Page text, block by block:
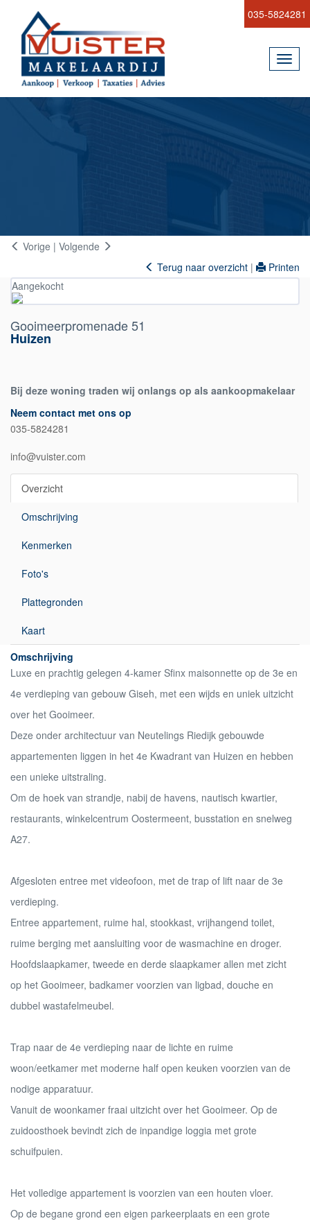
035-5824281
Vorige | Volgende
Terug naar overzicht |
Printen
Aangekocht
Gooimeerpromenade 51
Huizen
Bij deze woning traden wij onlangs op als aankoopmakelaar
Neem contact met ons op
035-5824281
info@vuister.com
Overzicht
Omschrijving
Kenmerken
Foto's
Plattegronden
Kaart
Omschrijving
Luxe en prachtig gelegen 4-kamer Sfinx maisonnette op de 3e en
4e verdieping van gebouw Giseh, met een wijds en uniek uitzicht
over het Gooimeer.
Deze onder architectuur van Neutelings Riedijk gebouwde
appartementen liggen in het 4e Kwadrant van Huizen en hebben
een unieke uitstraling.
Om de hoek van strandje, nabij de havens, nautisch kwartier,
restaurants, winkelcentrum Oostermeent, busstation en snelweg
A27.
Afgesloten entree met videofoon, met de trap of lift naar de 3e
verdieping.
Entree appartement, ruime hal, stookkast, vrijhangend toilet,
ruime berging met aansluiting voor de wasmachine en droger.
Hoofdslaapkamer, tweede en derde slaapkamer allen met zicht
op het Gooimeer, badkamer voorzien van ligbad, douche en
dubbel wastafelmeubel.
Trap naar de 4e verdieping naar de lichte en ruime
woon/eetkamer met moderne half open keuken voorzien van de
nodige apparatuur.
Vanuit de woonkamer fraai uitzicht over het Gooimeer. Op de
zuidoosthoek bevindt zich de inpandige loggia met grote
schuifpuien.
Het volledige appartement is voorzien van een houten vloer.
Op de begane grond een eigen parkeerplaats en een grote